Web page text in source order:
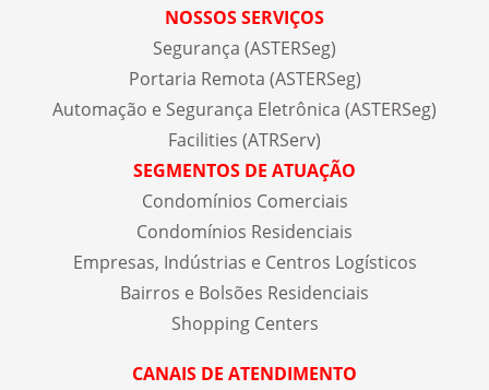
NOSSOS SERVIÇOS
Segurança (ASTERSeg)
Portaria Remota (ASTERSeg)
Automação e Segurança Eletrônica (ASTERSeg)
Facilities (ATRServ)
SEGMENTOS DE ATUAÇÃO
Condomínios Comerciais
Condomínios Residenciais
Empresas, Indústrias e Centros Logísticos
Bairros e Bolsões Residenciais
Shopping Centers
CANAIS DE ATENDIMENTO